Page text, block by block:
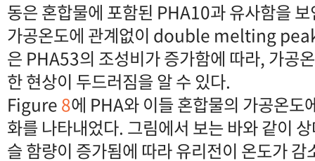
동은 혼합물에 포함된 PHA10과 유사함을
가공온도에 관계없이 double melting
은 PHA53의 조성비가 증가함에 따라, 가공
한 현상이 두드러짐을 알 수 있다.
Figure8에 PHA와 이들 혼합물의 가공온도
화를 나타내었다. 그림에서 보는 바와 같이
슬 함량이 증가됨에 따라 유리전이 온도가